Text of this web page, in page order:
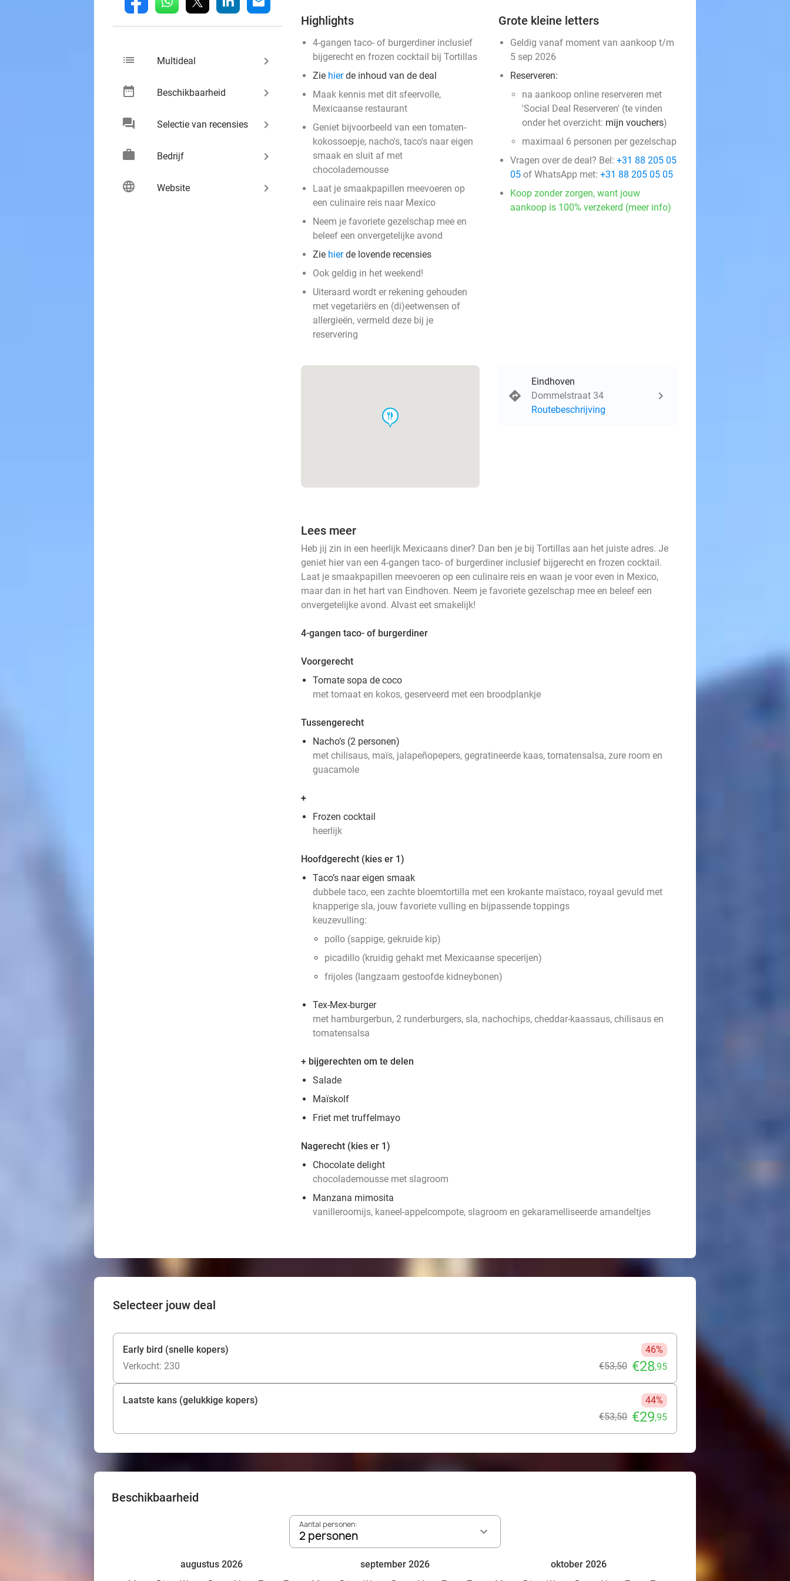
fb
list Multideal keyboard_arrow_right
date_range Beschikbaarheid keyboard_arrow_right
chat Selectie van recensies keyboard_arrow_right
work Bedrijf keyboard_arrow_right
language Website keyboard_arrow_right
Highlights
4-gangen taco- of burgerdiner inclusief
bijgerecht en frozen cocktail bij Tortillas
Zie hierde inhoud van de deal
Maak kennis met dit sfeervolle,
Mexicaanse restaurant
Geniet bijvoorbeeld van een tomaten-
kokossoepje, nacho's, taco's naar eigen
smaak en sluit af met
chocolademousse
Laat je smaakpapillen meevoeren op
een culinaire reis naar Mexico
Neem je favoriete gezelschap mee en
beleef een onvergetelijke avond
Zie hierde lovende recensies
Ook geldig in het weekend!
Uiteraard wordt er rekening gehouden
met vegetariërs en (di)eetwensen of
allergieën, vermeld deze bij je
reservering
Grote kleine letters
Geldig vanaf moment van aankoop t/m
5 sep 2026
Reserveren:
na aankoop online reserveren met
'Social Deal Reserveren' (te vinden
onder het overzicht: mijn vouchers)
maximaal 6 personen per gezelschap
Vragen over de deal? Bel: +31 88 205 05
05 of WhatsApp met: +31 88 205 05 05
Koop zonder zorgen, want jouw
aankoop is 100% verzekerd (meer info)
food
Eindhoven
Dommelstraat 34
Routebeschrijving
Lees meer
Heb jij zin in een heerlijk Mexicaans diner? Dan ben je bij Tortillas aan het juiste adres. Je
geniet hier van een 4-gangen taco- of burgerdiner inclusief bijgerecht en frozen cocktail.
Laat je smaakpapillen meevoeren op een culinaire reis en waan je voor even in Mexico,
maar dan in het hart van Eindhoven. Neem je favoriete gezelschap mee en beleef een
onvergetelijke avond. Alvast eet smakelijk!
4-gangen taco- of burgerdiner
Voorgerecht
Tomate sopa de coco
met tomaat en kokos, geserveerd met een broodplankje
Tussengerecht
Nacho’s (2 personen)
met chilisaus, maïs, jalapeñopepers, gegratineerde kaas, tomatensalsa, zure room en
guacamole
+
Frozen cocktail
heerlijk
Hoofdgerecht (kies er 1)
Taco’s naar eigen smaak
dubbele taco, een zachte bloemtortilla met een krokante maïstaco, royaal gevuld met
knapperige sla, jouw favoriete vulling en bijpassende toppings
keuzevulling:
pollo (sappige, gekruide kip)
picadillo (kruidig gehakt met Mexicaanse specerijen)
frijoles (langzaam gestoofde kidneybonen)
Tex-Mex-burger
met hamburgerbun, 2 runderburgers, sla, nachochips, cheddar-kaassaus, chilisaus en
tomatensalsa
+ bijgerechten om te delen
Salade
Maïskolf
Friet met truffelmayo
Nagerecht (kies er 1)
Chocolate delight
chocolademousse met slagroom
Manzana mimosita
vanilleroomijs, kaneel-appelcompote, slagroom en gekaramelliseerde amandeltjes
Selecteer jouw deal
Early bird (snelle kopers)
46%
Verkocht: 230
€53,50 €28,95
Laatste kans (gelukkige kopers)
44%
€53,50 €29,95
Beschikbaarheid
Aantal personen:
2 personen
augustus 2026
september 2026
oktober 2026